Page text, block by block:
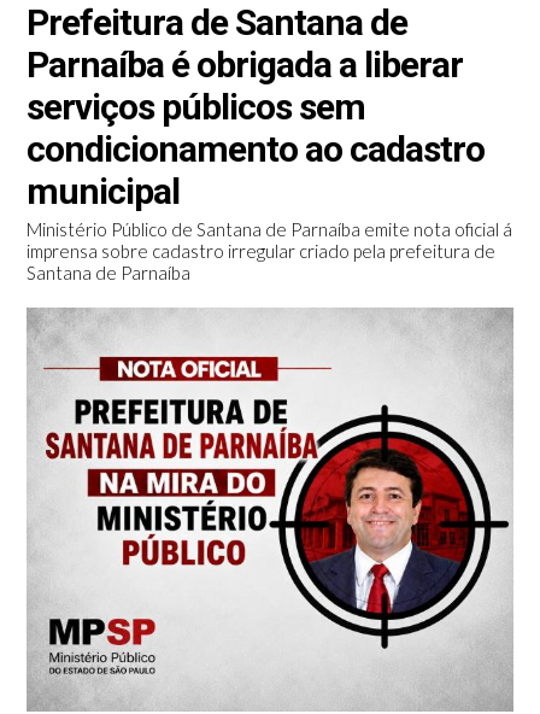
Prefeitura de Santana de
Parnaíba é obrigada a liberar
serviços públicos sem
condicionamento ao cadastro
municipal
Ministério Público de Santana de Parnaíba emite nota oficial á
imprensa sobre cadastro irregular criado pela prefeitura de
Santana de Parnaíba